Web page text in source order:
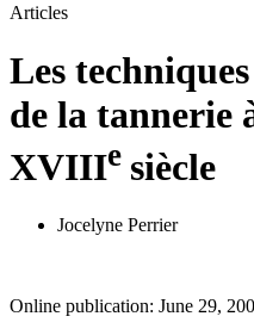
Articles
Les
de la tannerie
XVIIIe siècle
Jocelyne Perrier
Online publication: June 29,